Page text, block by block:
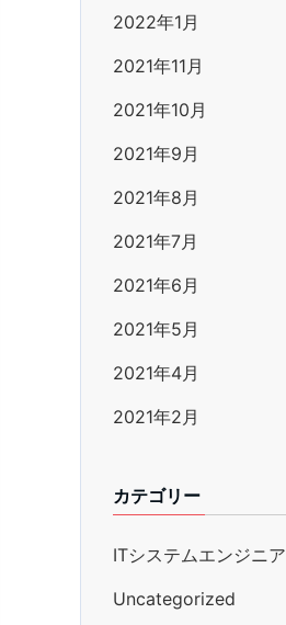
2022年1月
2021年11月
2021年10月
2021年9月
2021年8月
2021年7月
2021年6月
2021年5月
2021年4月
2021年2月
カテゴリー
ITシステムエンジニア
Uncategorized